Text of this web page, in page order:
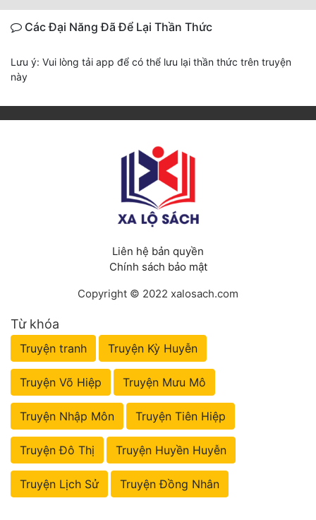
Các Đại Năng Đã Để Lại Thần Thức
Lưu ý: Vui lòng tải app để có thể lưu lại thần thức trên truyện
này
Liên hệ bản quyền
Chính sách bảo mật
Copyright © 2022 xalosach.com
Từ khóa
Truyện tranh Truyện Kỳ Huyễn
Truyện Võ Hiệp Truyện Mưu Mô
Truyện Nhập Môn Truyện Tiên Hiệp
Truyện Đô Thị Truyện Huyền Huyễn
Truyện Lịch Sử Truyện Đồng Nhân